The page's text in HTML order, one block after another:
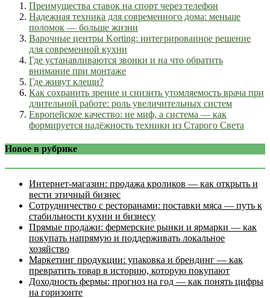
Преимущества ставок на спорт через телефон
Надежная техника для современного дома: меньше
поломок — больше жизни
Варочные центры Korting: интегрированное решение
для современной кухни
Где устанавливаются звонки и на что обратить
внимание при монтаже
Где живут клещи?
Как сохранить зрение и снизить утомляемость врача при
длительной работе: роль увеличительных систем
Европейское качество: не миф, а система — как
формируется надёжность техники из Старого Света
Новое в рубрике
Интернет‑магазин: продажа кроликов — как открыть и
вести этичный бизнес
Сотрудничество с ресторанами: поставки мяса — путь к
стабильности кухни и бизнесу
Прямые продажи: фермерские рынки и ярмарки — как
покупать напрямую и поддерживать локальное
хозяйство
Маркетинг продукции: упаковка и брендинг — как
превратить товар в историю, которую покупают
Доходность фермы: прогноз на год — как понять цифры
на горизонте